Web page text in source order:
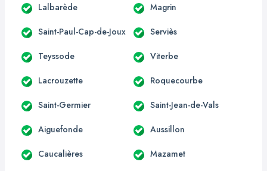
Lalbarède Magrin
Saint-Paul-Cap-de-Joux Serviès
Teyssode Viterbe
Lacrouzette Roquecourbe
Saint-Germier Saint-Jean-de-Vals
Aiguefonde Aussillon
Caucalières Mazamet